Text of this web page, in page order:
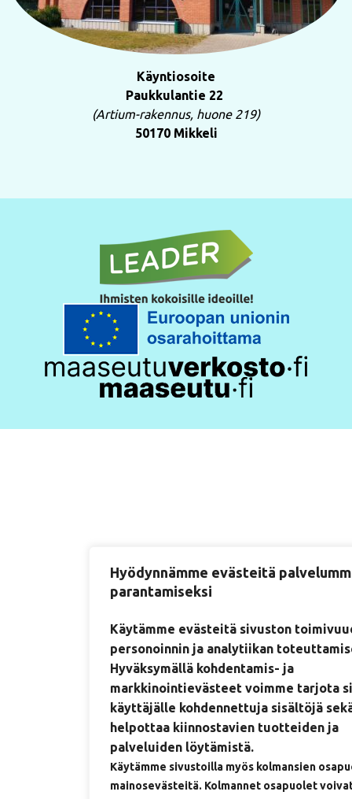
Hyödynnämme evästeitä
parantamiseksi
Käytämme evästeitä sivuston
personoinnin ja analytiikan
Hyväksymällä kohdentamis- ja
markkinointievästeet voimme tarjota
käyttäjälle kohdennettuja sisältöjä
helpottaa kiinnostavien tuotteiden ja
palveluiden löytämistä.
Käytämme sivustoilla myös kolmansien
mainosevästeitä. Kolmannet osapuolet
Käyntiosoite
Paukkulantie 22
(Artium-rakennus, huone 219)
50170 Mikkeli